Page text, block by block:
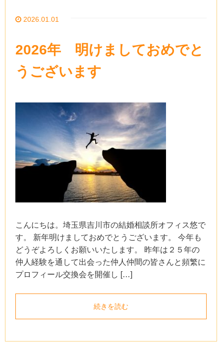
2026.01.01
2026年 明けましておめでと
うございます
こんにちは。埼玉県吉川市の結婚相談所オフィス悠で
す。 新年明けましておめでとうございます。 今年も
どうぞよろしくお願いいたします。 昨年は２５年の
仲人経験を通して出会った仲人仲間の皆さんと頻繁に
プロフィール交換会を開催し […]
続きを読む